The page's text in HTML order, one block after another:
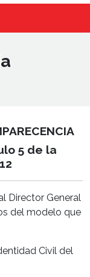
5 de la
Director General
del modelo que
Civil del